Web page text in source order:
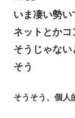
いま凄い勢い
ネットとかコ
そうじゃない
そう
そうそう、個人